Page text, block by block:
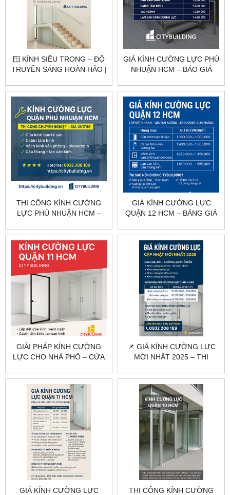
🪟 KÍNH SIÊU TRONG – ĐỘ
TRUYỀN SÁNG HOÀN HẢO |
GIÁ KÍNH CƯỜNG LỰC PHÚ
NHUẬN HCM – BÁO GIÁ
CITYBUILDING
THI CÔNG KÍNH CƯỜNG
LỰC PHÚ NHUẬN HCM –
ĐẶT CITYBUILDING
GIÁ KÍNH CƯỜNG LỰC
QUẬN 12 HCM – BẢNG GIÁ
CITYBUILDING
GIẢI PHÁP KÍNH CƯỜNG
LỰC CHO NHÀ PHỐ – CỬA
CITYBUILDING
📌 GIÁ KÍNH CƯỜNG LỰC
MỚI NHẤT 2025 – THI
CITYBUILDING
GIÁ KÍNH CƯỜNG LỰC
THI CÔNG KÍNH CƯỜNG